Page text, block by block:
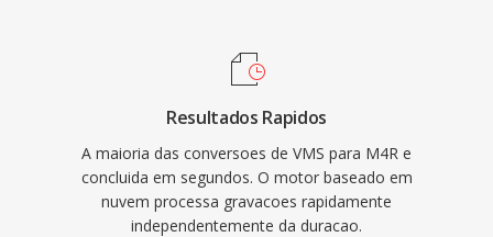
integra às configurações do iOS para
vantagens práticas incluem implantação
facilitada em qualquer iPhone por meio de
sincronizacao iTunes ou AirDrop, reprodução
de alta qualidade do codec AAC mesmo em
Resultados Rapidos
A maioria das conversoes de VMS para M4R e
concluida em segundos. O motor baseado em
nuvem processa gravacoes rapidamente
independentemente da duracao.